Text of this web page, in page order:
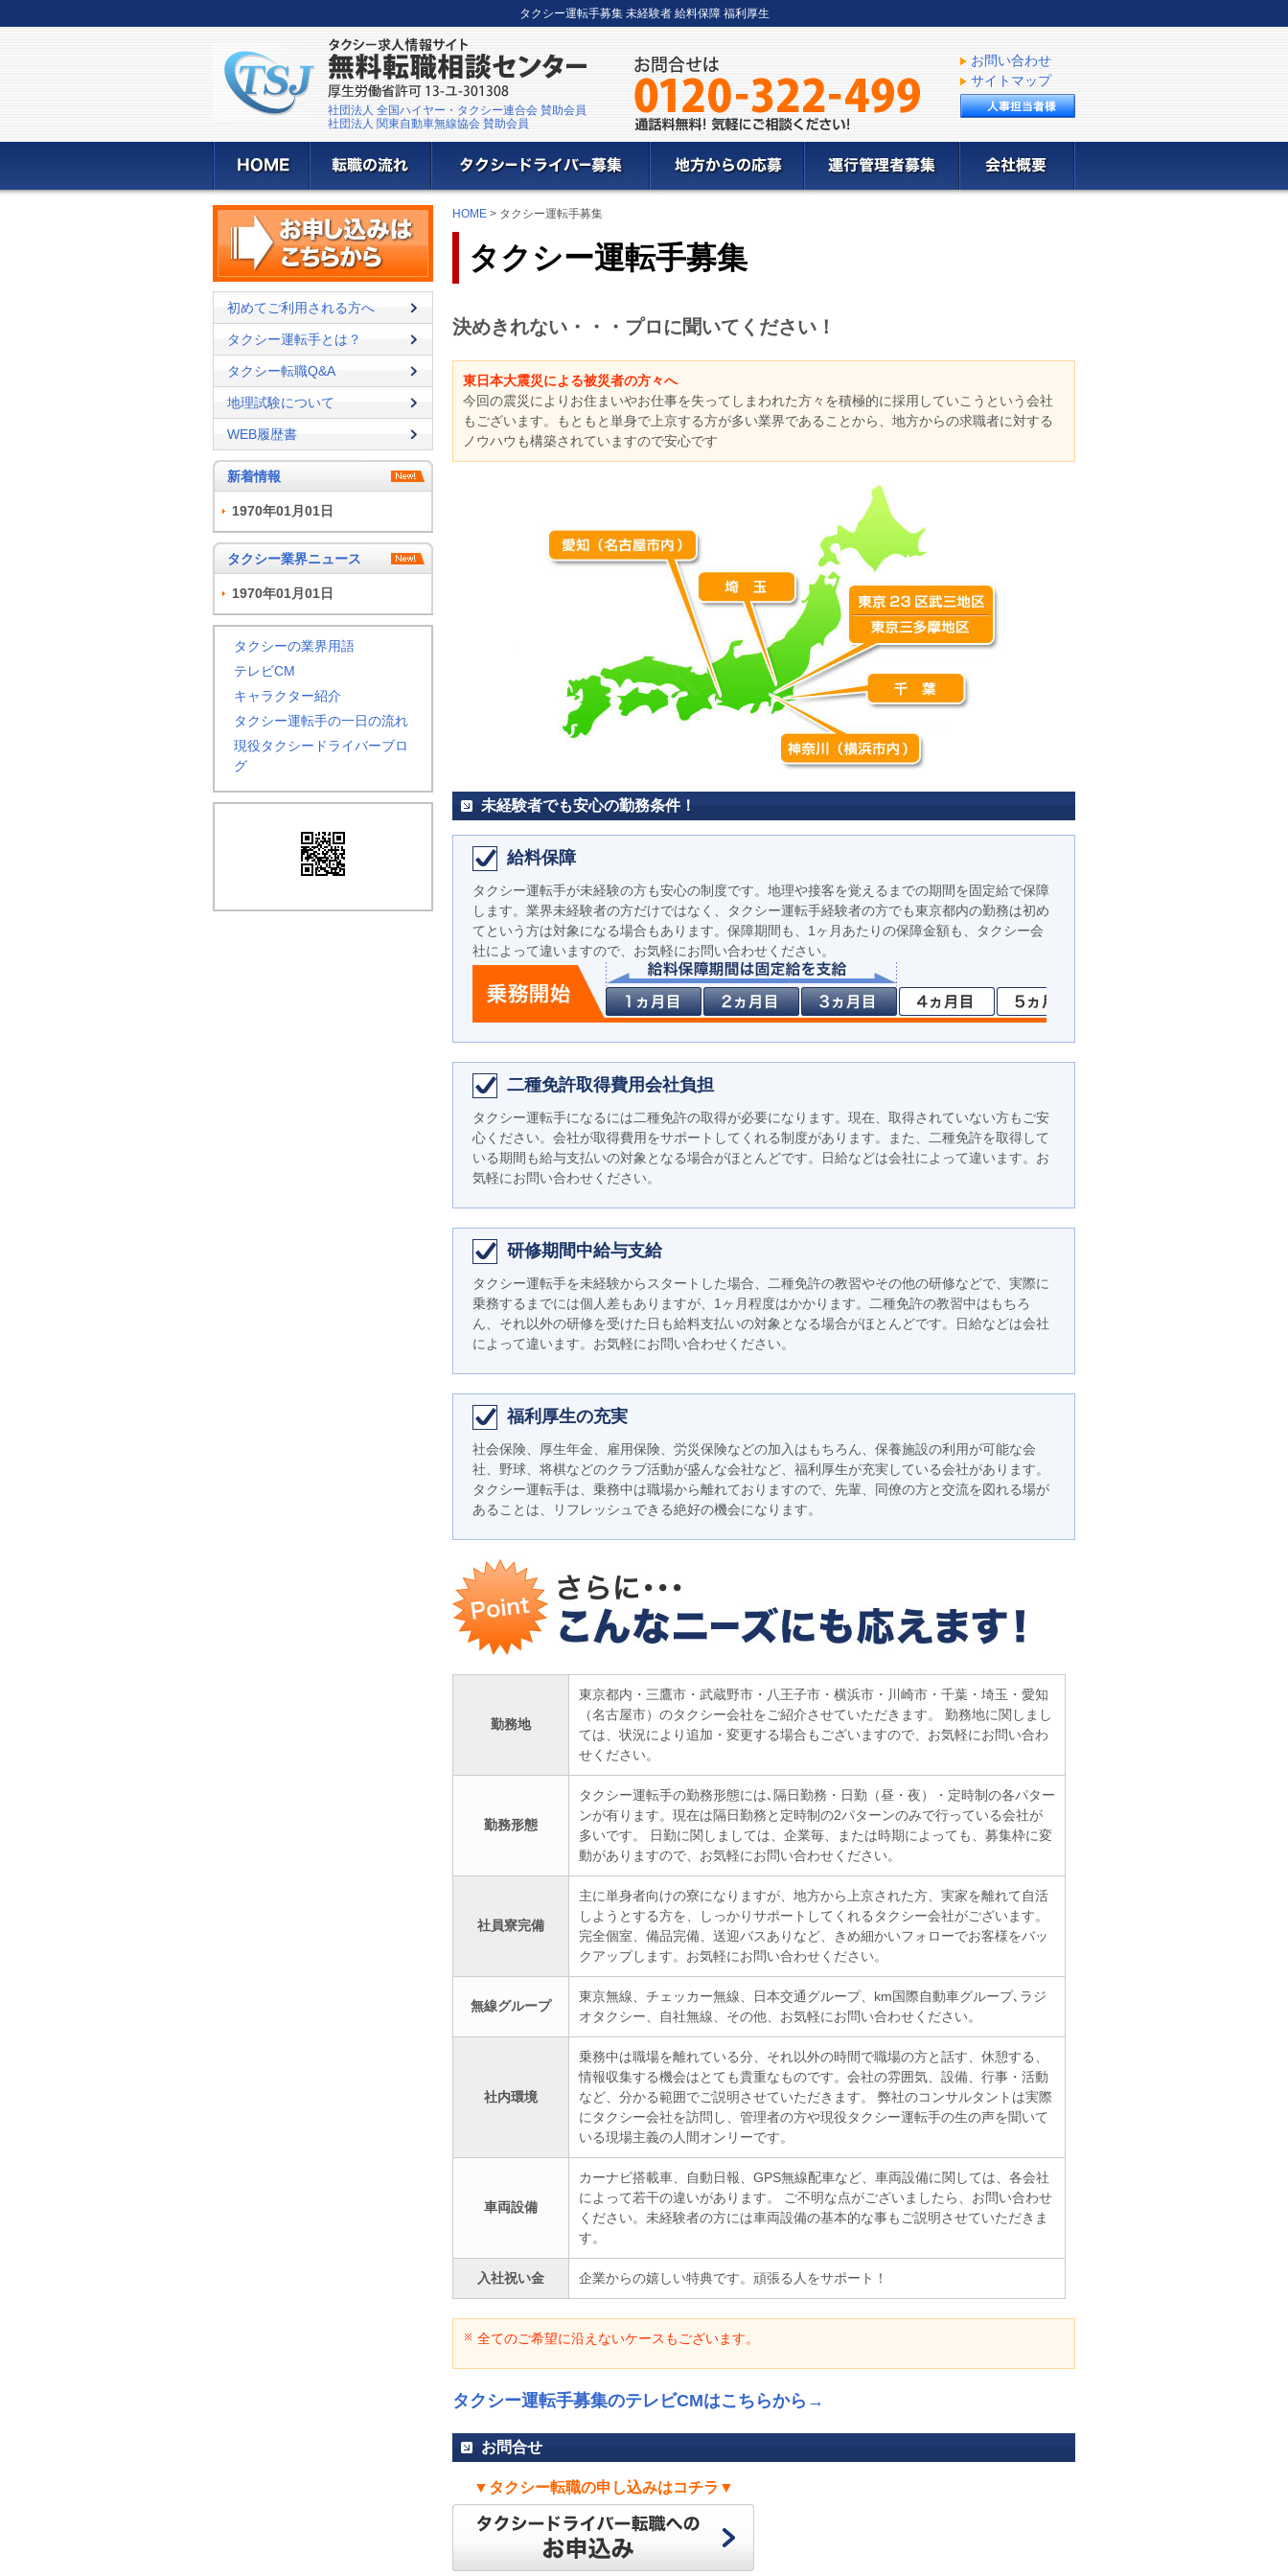
タクシー運転手募集 未経験者 給料保障 福利厚生
お問い合わせ
サイトマップ
社団法人 全国ハイヤー・タクシー連合会 賛助会員
社団法人 関東自動車無線協会 賛助会員
初めてご利用される方へ
タクシー運転手とは？
タクシー転職Q&A
地理試験について
WEB履歴書
新着情報
1970年01月01日
タクシー業界ニュース
1970年01月01日
タクシーの業界用語
テレビCM
キャラクター紹介
タクシー運転手の一日の流れ
現役タクシードライバーブロ
グ
HOME > タクシー運転手募集
タクシー運転手募集
決めきれない・・・プロに聞いてください！
東日本大震災による被災者の方々へ
今回の震災によりお住まいやお仕事を失ってしまわれた方々を積極的に採用していこうという会社
もございます。もともと単身で上京する方が多い業界であることから、地方からの求職者に対する
ノウハウも構築されていますので安心です
未経験者でも安心の勤務条件！
給料保障
タクシー運転手が未経験の方も安心の制度です。地理や接客を覚えるまでの期間を固定給で保障
します。業界未経験者の方だけではなく、タクシー運転手経験者の方でも東京都内の勤務は初め
てという方は対象になる場合もあります。保障期間も、1ヶ月あたりの保障金額も、タクシー会
社によって違いますので、お気軽にお問い合わせください。
二種免許取得費用会社負担
タクシー運転手になるには二種免許の取得が必要になります。現在、取得されていない方もご安
心ください。会社が取得費用をサポートしてくれる制度があります。また、二種免許を取得して
いる期間も給与支払いの対象となる場合がほとんどです。日給などは会社によって違います。お
気軽にお問い合わせください。
研修期間中給与支給
タクシー運転手を未経験からスタートした場合、二種免許の教習やその他の研修などで、実際に
乗務するまでには個人差もありますが、1ヶ月程度はかかります。二種免許の教習中はもちろ
ん、それ以外の研修を受けた日も給料支払いの対象となる場合がほとんどです。日給などは会社
によって違います。お気軽にお問い合わせください。
福利厚生の充実
社会保険、厚生年金、雇用保険、労災保険などの加入はもちろん、保養施設の利用が可能な会
社、野球、将棋などのクラブ活動が盛んな会社など、福利厚生が充実している会社があります。
タクシー運転手は、乗務中は職場から離れておりますので、先輩、同僚の方と交流を図れる場が
あることは、リフレッシュできる絶好の機会になります。
勤務地
東京都内・三鷹市・武蔵野市・八王子市・横浜市・川崎市・千葉・埼玉・愛知
（名古屋市）のタクシー会社をご紹介させていただきます。 勤務地に関しまし
ては、状況により追加・変更する場合もございますので、お気軽にお問い合わ
せください。
勤務形態
タクシー運転手の勤務形態には､隔日勤務・日勤（昼・夜）・定時制の各パター
ンが有ります。現在は隔日勤務と定時制の2パターンのみで行っている会社が
多いです。 日勤に関しましては、企業毎、または時期によっても、募集枠に変
動がありますので、お気軽にお問い合わせください。
社員寮完備
主に単身者向けの寮になりますが、地方から上京された方、実家を離れて自活
しようとする方を、しっかりサポートしてくれるタクシー会社がございます。
完全個室、備品完備、送迎バスありなど、きめ細かいフォローでお客様をバッ
クアップします。お気軽にお問い合わせください。
無線グループ
東京無線、チェッカー無線、日本交通グループ、km国際自動車グループ､ラジ
オタクシー、自社無線、その他、お気軽にお問い合わせください。
社内環境
乗務中は職場を離れている分、それ以外の時間で職場の方と話す、休憩する、
情報収集する機会はとても貴重なものです。会社の雰囲気、設備、行事・活動
など、分かる範囲でご説明させていただきます。 弊社のコンサルタントは実際
にタクシー会社を訪問し、管理者の方や現役タクシー運転手の生の声を聞いて
いる現場主義の人間オンリーです。
車両設備
カーナビ搭載車、自動日報、GPS無線配車など、車両設備に関しては、各会社
によって若干の違いがあります。 ご不明な点がございましたら、お問い合わせ
ください。未経験者の方には車両設備の基本的な事もご説明させていただきま
す。
入社祝い金 企業からの嬉しい特典です。頑張る人をサポート！
全てのご希望に沿えないケースもございます。
タクシー運転手募集のテレビCMはこちらから→
お問合せ
▼タクシー転職の申し込みはコチラ▼